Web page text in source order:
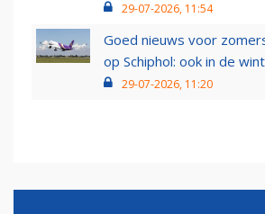
29-07-2026, 11:54
Goed nieuws voor
op Schiphol: ook in de
29-07-2026, 11:20